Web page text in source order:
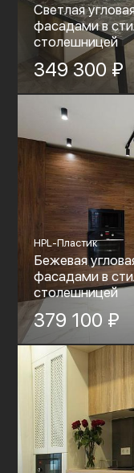
Светлая
фасадами в
столешницей
349 300 ₽
HPL-Пластик
Бежевая
фасадами в
столешницей
379 100 ₽